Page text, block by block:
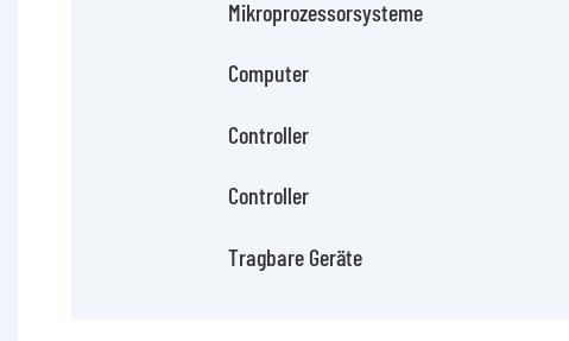
Mikroprozessorsysteme
Computer
Controller
Controller
Tragbare Geräte